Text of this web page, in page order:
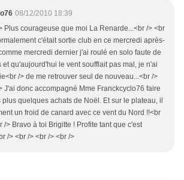
08/12/2010 18:39
Plus courageuse que moi La Renarde...<br /> <br
c'était sortie club en ce mercredi après-
mercredi dernier j'ai roulé en solo faute de
et qu'aujourd'hui le vent soufflait pas mal, je n'ai
/> de me retrouver seul de nouveau...<br />
J'ai donc accompagné Mme Franckcyclo76 faire
plus quelques achats de Noël. Et sur le plateau, il
un froid de canard avec ce vent du Nord !!<br
/> Bravo à toi Brigitte ! Profite tant que c'est
/> <br /> <br /> <br />